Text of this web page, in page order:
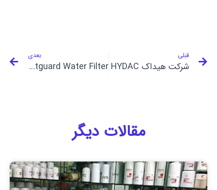
قبلی
شرکت هیداک HYDAC
بعدی
Fleetguard Water Filter
مقالات دیگر